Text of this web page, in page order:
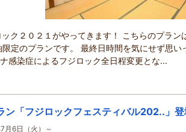
ック２０２１がやってきます！ こちらのプラ
限定のプランです。 最終日時間を気にせず思い
感染症によるフジロック全日程変更とな...
ン「フジロックフェスティバル202..」登
月6日（火）～